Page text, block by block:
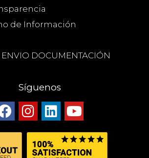
de Información
DOCUMENTACIÓN
Síguenos